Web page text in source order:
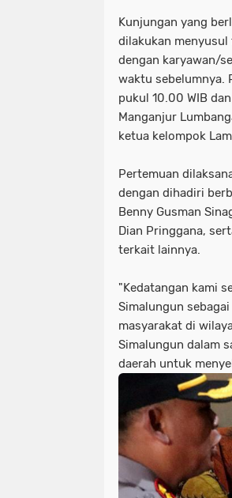
Kunjungan yang
dilakukan
dengan karyawan/
waktu sebelumnya.
pukul 10.00 WIB
Manganjur
ketua kelompok
Pertemuan
dengan dihadiri
Benny Gusman
Dian Pringgana,
terkait lainnya.
"Kedatangan kami
Simalungun
masyarakat di
Simalungun dalam
daerah untuk